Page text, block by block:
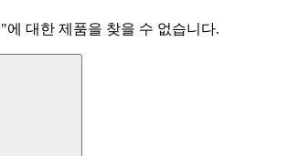
"에 대한 제품을 찾을 수 없습니다.